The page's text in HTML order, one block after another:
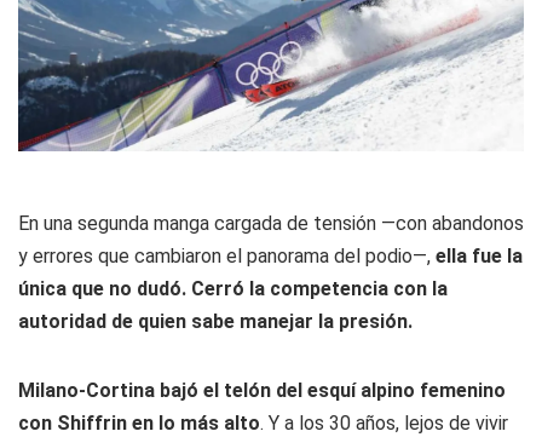
En una segunda manga cargada de tensión —con abandonos
y errores que cambiaron el panorama del podio—, ella fue la
única que no dudó. Cerró la competencia con la
autoridad de quien sabe manejar la presión.
Milano-Cortina bajó el telón del esquí alpino femenino
con Shiffrin en lo más alto. Y a los 30 años, lejos de vivir